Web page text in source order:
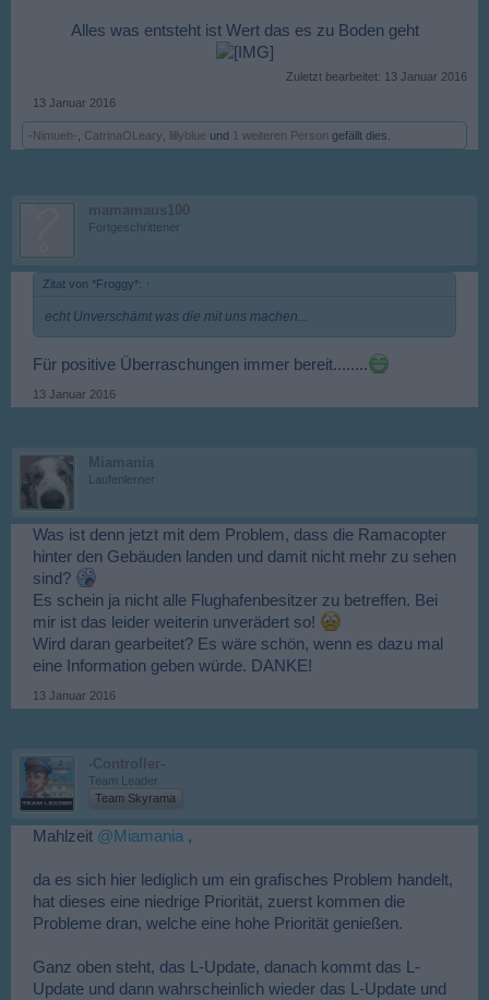
Alles was entsteht ist Wert das es zu Boden geht
Zuletzt bearbeitet: 13 Januar 2016
13 Januar 2016
-Nimueh- CatrinaOLeary lillyblue und 1 weiteren Person gefällt dies.
mamamaus100
Fortgeschrittener
Zitat von *Froggy*: ↑
echt Unverschämt was die mit uns machen...
Für positive Überraschungen immer bereit........
13 Januar 2016
Miamania
Laufenlerner
Was ist denn jetzt mit dem Problem, dass die Ramacopter
hinter den Gebäuden landen und damit nicht mehr zu sehen
sind?
Es schein ja nicht alle Flughafenbesitzer zu betreffen. Bei
mir ist das leider weiterin unverädert so!
Wird daran gearbeitet? Es wäre schön, wenn es dazu mal
eine Information geben würde. DANKE!
13 Januar 2016
-Controller-
Team Leader
Team Skyrama
Mahlzeit @Miamania ,
da es sich hier lediglich um ein grafisches Problem handelt,
hat dieses eine niedrige Priorität, zuerst kommen die
Probleme dran, welche eine hohe Priorität genießen.
Ganz oben steht, das L-Update, danach kommt das L-
Update und dann wahrscheinlich wieder das L-Update und